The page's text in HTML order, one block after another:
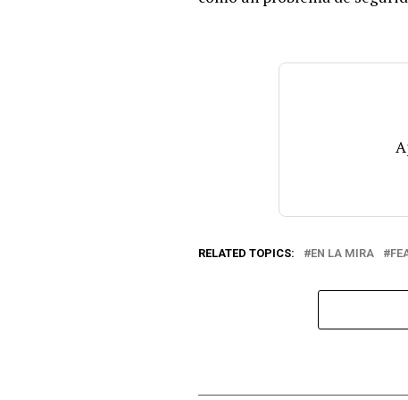
RELATED TOPICS: EN LA MIRA